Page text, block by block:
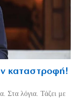
καταστροφή!
Στα λόγια. Τάζει με